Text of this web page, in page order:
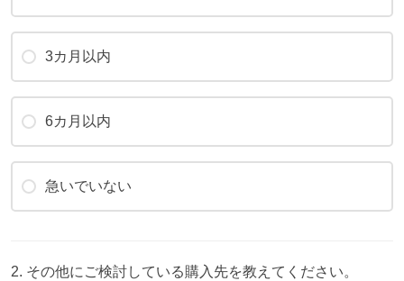
3カ月以内
6カ月以内
急いでいない
2. その他にご検討している購入先を教えてください。